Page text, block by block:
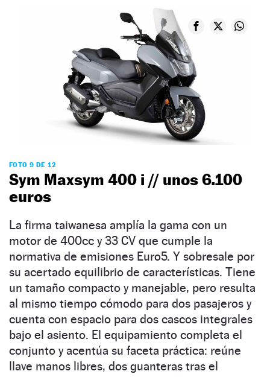
FOTO 9 DE 12
Sym Maxsym 400 i // unos 6.100
euros
La firma taiwanesa amplía la gama con un
motor de 400cc y 33 CV que cumple la
normativa de emisiones Euro5. Y sobresale por
su acertado equilibrio de características. Tiene
un tamaño compacto y manejable, pero resulta
al mismo tiempo cómodo para dos pasajeros y
cuenta con espacio para dos cascos integrales
bajo el asiento. El equipamiento completa el
conjunto y acentúa su faceta práctica: reúne
llave manos libres, dos guanteras tras el